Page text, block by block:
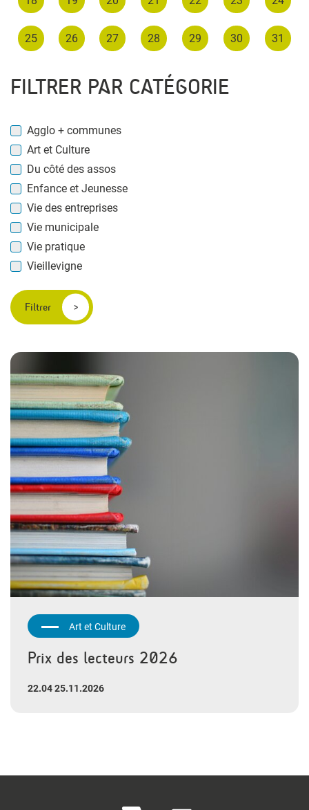
25 26 27 28 29 30 31
FILTRER PAR CATÉGORIE
Agglo + communes
Art et Culture
Du côté des assos
Enfance et Jeunesse
Vie des entreprises
Vie municipale
Vie pratique
Vieillevigne
Filtrer
Art et Culture
Prix des lecteurs 2026
22.04 25.11.2026